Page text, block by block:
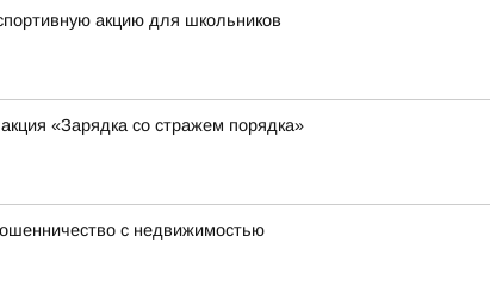
акцию для школьников
«Зарядка со стражем порядка»
с недвижимостью